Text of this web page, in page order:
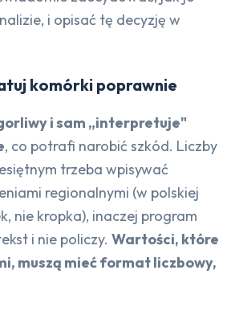
i opisać tę decyzję w
komórki poprawnie
i sam „interpretuje"
, co potrafi narobić szkód. Liczby
trzeba wpisywać
regionalnymi (w polskiej
nie kropka), inaczej program
i nie policzy. Wartości, które
muszą mieć format liczbowy,